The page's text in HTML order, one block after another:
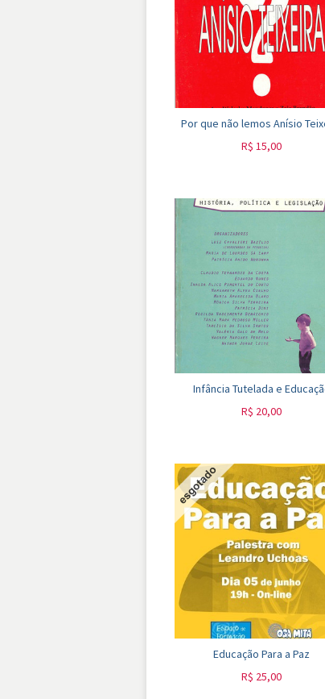
Por que não lemos Anísio
R$ 15,00
Infância Tutelada e
R$ 20,00
Educação Para a Paz
R$ 25,00